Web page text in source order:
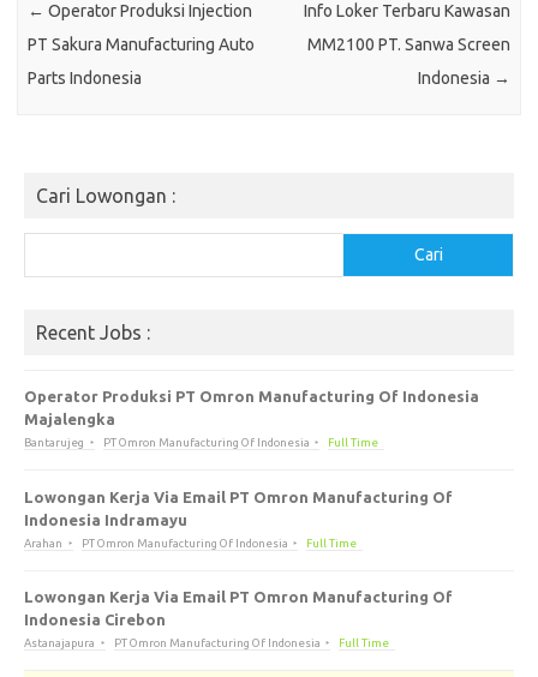
← Operator Produksi Injection
PT Sakura Manufacturing Auto
Parts Indonesia
Info Loker Terbaru Kawasan
MM2100 PT. Sanwa Screen
Indonesia →
Cari Lowongan :
Cari
Recent Jobs :
Operator Produksi PT Omron Manufacturing Of Indonesia
Majalengka
Bantarujeg PT Omron Manufacturing Of Indonesia Full Time
Lowongan Kerja Via Email PT Omron Manufacturing Of
Indonesia Indramayu
Arahan PT Omron Manufacturing Of Indonesia Full Time
Lowongan Kerja Via Email PT Omron Manufacturing Of
Indonesia Cirebon
Astanajapura PT Omron Manufacturing Of Indonesia Full Time